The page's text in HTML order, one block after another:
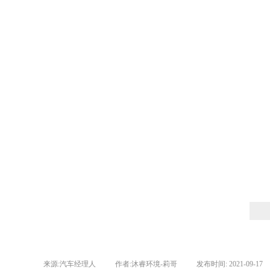
来源:汽车经理人 作者:沐睿环境-莉哥 发布时间: 2021-09-17